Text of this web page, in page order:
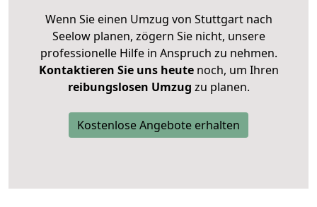
Wenn Sie einen Umzug von Stuttgart nach
Seelow planen, zögern Sie nicht, unsere
professionelle Hilfe in Anspruch zu nehmen.
Kontaktieren Sie uns heutenoch, um Ihren
reibungslosen Umzug zu planen.
Kostenlose Angebote erhalten